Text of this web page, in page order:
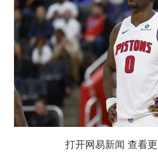
打开网易新闻 查看